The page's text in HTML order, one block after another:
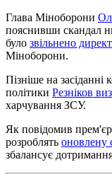
Глава Міноборони
пояснивши скандал
було звільнено
Міноборони.
Пізніше на засіданні
політики Резніков
харчування ЗСУ.
Як повідомив
розроблять оновлену
збалансує